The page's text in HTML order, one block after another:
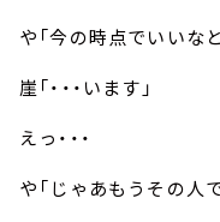
や「今の時点でいいな
崖「・・・います」
えっ・・・
や「じゃあもうその人